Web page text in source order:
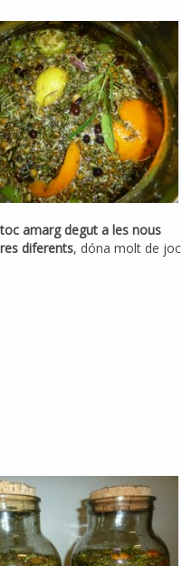
amarg degut a les nous
diferents, dóna molt de joc